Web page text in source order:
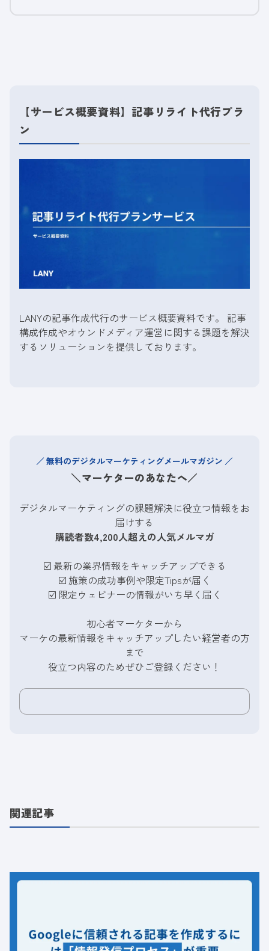
【サービス概要資料】記事リライト代行プラ
ン
LANYの記事作成代行のサービス概要資料です。 記事
構成作成やオウンドメディア運営に関する課題を解決
するソリューションを提供しております。
無料のデジタルマーケティングメールマガジン
＼マーケターのあなたへ／
デジタルマーケティングの課題解決に役立つ情報をお
届けする
購読者数4,200人超えの人気メルマガ
☑️ 最新の業界情報をキャッチアップできる
☑️ 施策の成功事例や限定Tipsが届く
☑️ 限定ウェビナーの情報がいち早く届く
初心者マーケターから
マーケの最新情報をキャッチアップしたい経営者の方
まで
役立つ内容のためぜひご登録ください！
関連記事